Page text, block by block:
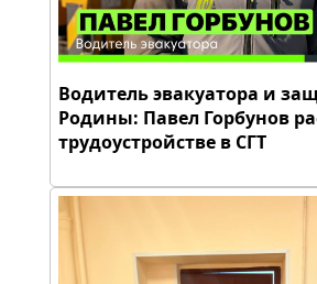
Водитель эвакуатора и
Родины: Павел Горбунов
трудоустройстве в СГТ